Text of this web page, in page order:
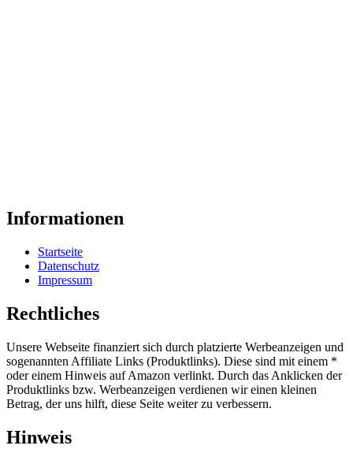
Informationen
Startseite
Datenschutz
Impressum
Rechtliches
Unsere Webseite finanziert sich durch platzierte Werbeanzeigen und
sogenannten Affiliate Links (Produktlinks). Diese sind mit einem *
oder einem Hinweis auf Amazon verlinkt. Durch das Anklicken der
Produktlinks bzw. Werbeanzeigen verdienen wir einen kleinen
Betrag, der uns hilft, diese Seite weiter zu verbessern.
Hinweis